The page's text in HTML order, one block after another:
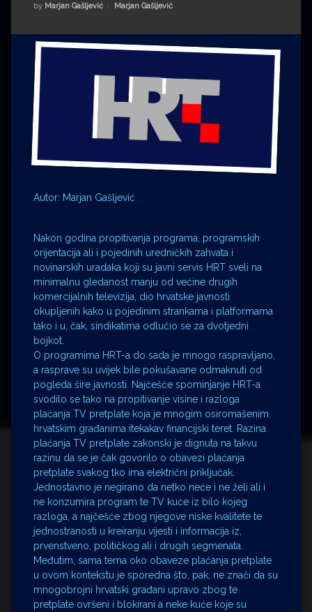
Impressum
Milenko Strižak
Drugi autori
Drugi autori
Matea Andrić
Ljiljana Lekanić-Kljaić
Željko Krznarić
Mario Lovreković
Miroslav Šantek
by Marjan Gašljević Kategorije:
Marjan Gašljević
Autor: Marjan Gašljević
Nakon godina propitivanja programa, programskih
orijentacija ali i pojedinih uredničkih zahvata i
novinarskih uradaka koji su javni servis HRT sveli na
minimalnu gledanost manju od većine drugih
komercijalnih televizija, dio hrvatske javnosti
okupljenih kako u pojedinim strankama i platformama
tako i u, čak, sindikatima odlučio se za dvotjedni
bojkot.
O programima HRT-a do sada je mnogo raspravljano,
a rasprave su uvijek bile pokušavane odmaknuti od
pogleda šire javnosti. Najčešće spominjanje HRT-a
svodilo se tako na propitivanje visine i razloga
plaćanja TV pretplate koja je mnogim osiromašenim
hrvatskim građanima itekakav financijski teret. Razina
plaćanja TV pretplate zakonski je dignuta na takvu
razinu da se je čak govorilo o obavezi plaćanja
pretplate svakog tko ima električni priključak.
Jednostavno je negirano da netko neće i ne želi ali i
ne konzumira program te TV kuće iz bilo kojeg
razloga, a najčešće zbog njegove niske kvalitete te
jednostranosti u kreiranju vijesti i informacija iz,
prvenstveno, političkog ali i drugih segmenata.
Međutim, sama tema oko obaveze plaćanja pretplate
u ovom kontekstu je sporedna što, pak, ne znači da su
mnogobrojni hrvatski građani upravo zbog te
pretplate ovršeni i blokirani a neke kuće koje su